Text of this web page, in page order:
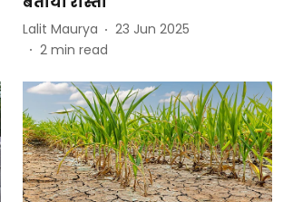
Lalit Maurya
23 Jun 2025
2 min read